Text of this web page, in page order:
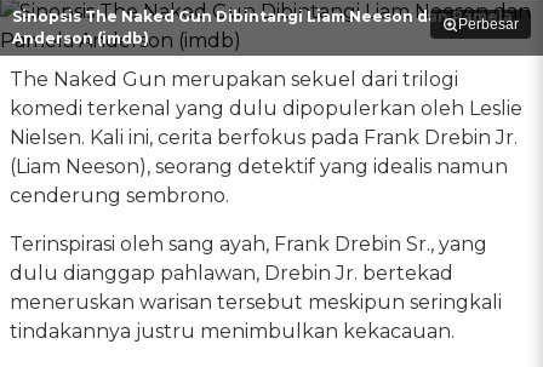
Perbesar
Sinopsis The Naked Gun Dibintangi Liam Neeson dan Pamela
Anderson (imdb)
The Naked Gun merupakan sekuel dari trilogi
komedi terkenal yang dulu dipopulerkan oleh Leslie
Nielsen. Kali ini, cerita berfokus pada Frank Drebin Jr.
(Liam Neeson), seorang detektif yang idealis namun
cenderung sembrono.
Terinspirasi oleh sang ayah, Frank Drebin Sr., yang
dulu dianggap pahlawan, Drebin Jr. bertekad
meneruskan warisan tersebut meskipun seringkali
tindakannya justru menimbulkan kekacauan.